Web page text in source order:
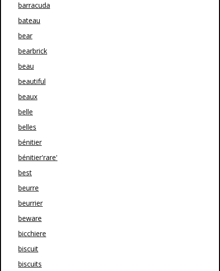
barracuda
bateau
bear
bearbrick
beau
beautiful
beaux
belle
belles
bénitier
bénitier'rare'
best
beurre
beurrier
beware
bicchiere
biscuit
biscuits